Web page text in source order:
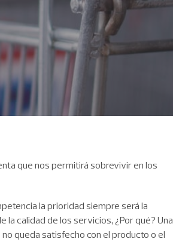
que nos permitirá sobrevivir en los
la prioridad siempre será la
calidad de los servicios, ¿Por qué? Una
queda satisfecho con el producto o el